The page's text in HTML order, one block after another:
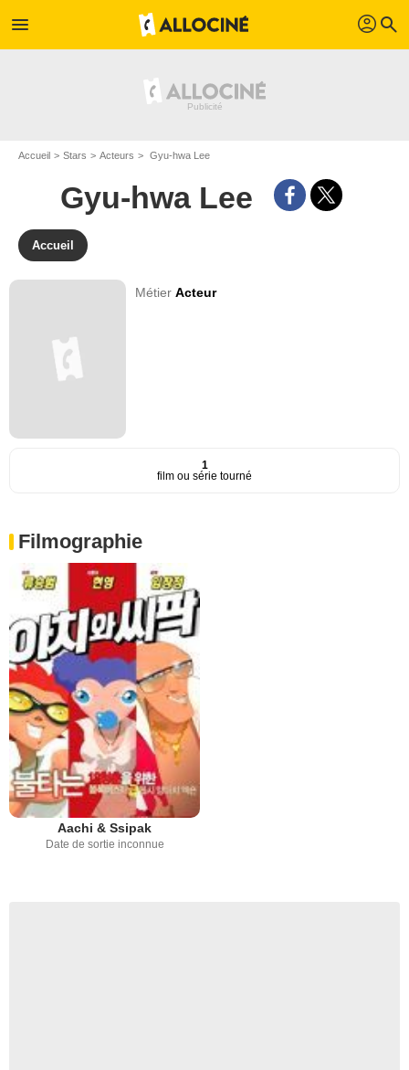
menu profil search
Accueil Stars Acteurs Gyu-hwa Lee
Gyu-hwa Lee
Accueil
MétierActeur
1
film ou série tourné
Filmographie
Aachi & Ssipak
Date de sortie inconnue